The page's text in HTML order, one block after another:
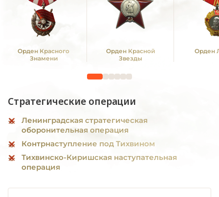
Орден Красного
Знамени
Орден Красной
Звезды
Орден
Стратегические операции
Ленинградская стратегическая
оборонительная операция
Контрнаступление под Тихвином
Тихвинско-Киришская наступательная
операция